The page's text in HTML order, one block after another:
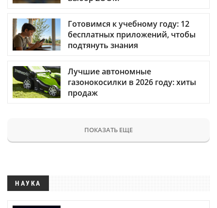
Готовимся к учебному году: 12
бесплатных приложений, чтобы
подтянуть знания
Лучшие автономные
газонокосилки в 2026 году: хиты
продаж
ПОКАЗАТЬ ЕЩЕ
НАУКА